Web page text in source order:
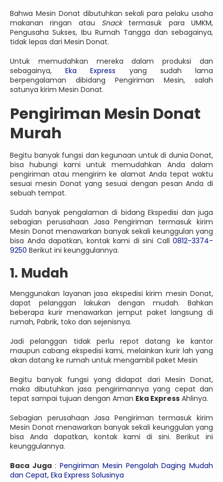
Bahwa Mesin Donat dibutuhkan sekali para pelaku usaha
makanan ringan atau Snacktermasuk para UMKM,
Pengusaha Sukses, Ibu Rumah Tangga dan sebagainya,
tidak lepas dari Mesin Donat.
Untuk memudahkan mereka dalam produksi dan
sebagainya,Eka Express yang sudah lama
berpengalaman dibidang Pengiriman Mesin, salah
satunya kirim Mesin Donat.
Pengiriman Mesin Donat
Murah
Begitu banyak fungsi dan kegunaan untuk di dunia Donat,
bisa hubungi kami untuk memudahkan Anda dalam
pengiriman atau mengirim ke alamat Anda tepat waktu
sesuai mesin Donat yang sesuai dengan pesan Anda di
sebuah tempat.
Sudah banyak pengalaman di bidang Ekspedisi dan juga
sebagian perusahaan Jasa Pengiriman termasuk kirim
Mesin Donat menawarkan banyak sekali keunggulan yang
bisa Anda dapatkan, kontak kami di sini Call 0812-3374-
9250 Berikut ini keunggulannya.
1. Mudah
Menggunakan layanan jasa ekspedisi kirim mesin Donat,
dapat pelanggan lakukan dengan mudah. Bahkan
beberapa kurir menawarkan jemput paket langsung di
rumah, Pabrik, toko dan sejenisnya.
Jadi pelanggan tidak perlu repot datang ke kantor
maupun cabang ekspedisi kami, melainkan kurir lah yang
akan datang ke rumah untuk mengambil paket Mesin
Begitu banyak fungsi yang didapat dari Mesin Donat,
maka dibutuhkan jasa pengirimannya yang cepat dan
tepat sampai tujuan dengan Aman Eka Express Ahlinya.
Sebagian perusahaan Jasa Pengiriman termasuk kirim
Mesin Donat menawarkan banyak sekali keunggulan yang
bisa Anda dapatkan, kontak kami di sini. Berikut ini
keunggulannya.
Baca Juga:Pengiriman Mesin Pengolah Daging Mudah
dan Cepat, Eka Express Solusinya